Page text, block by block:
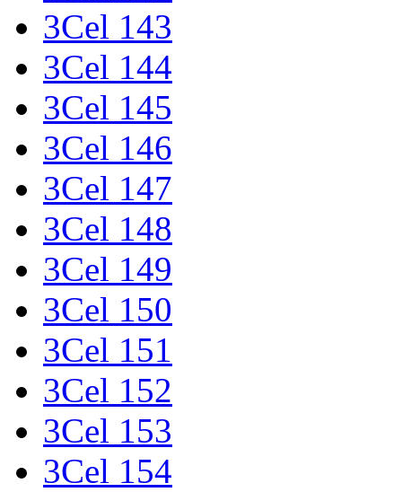
3Cel 143
3Cel 144
3Cel 145
3Cel 146
3Cel 147
3Cel 148
3Cel 149
3Cel 150
3Cel 151
3Cel 152
3Cel 153
3Cel 154